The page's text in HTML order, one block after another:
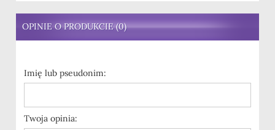
OPINIE O PRODUKCIE (0)
Imię lub pseudonim:
Twoja opinia: